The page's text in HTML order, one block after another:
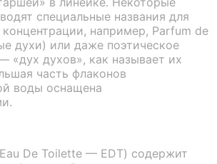
специальные названия для
например, Parfum de
духи) или даже поэтическое
«дух духов», как называет их
часть флаконов
воды оснащена
De Toilette — EDT) содержит